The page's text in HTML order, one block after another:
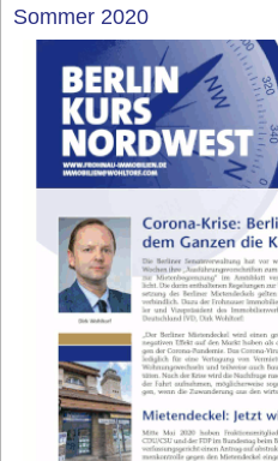
Sommer 2020